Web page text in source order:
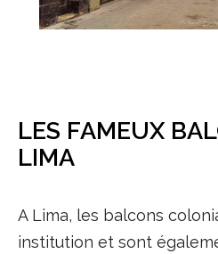
LES FAMEUX
LIMA
A Lima, les balcons
institution et sont